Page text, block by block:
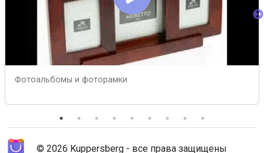
Фотоальбомы и фоторамки
© 2026 Kuppersberg - все права защищены